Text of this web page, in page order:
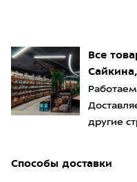
Все
другие
Способы доставки